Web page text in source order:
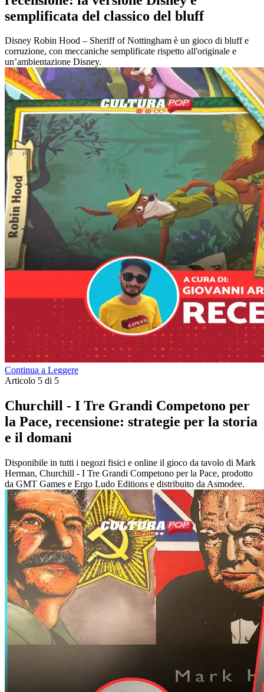
semplificata del classico del bluff
Disney Robin Hood – Sheriff of Nottingham è un gioco di bluff e
corruzione, con meccaniche semplificate rispetto all'originale e
un’ambientazione Disney.
Continua a Leggere
Articolo 5 di 5
Churchill - I Tre Grandi Competono per
la Pace, recensione: strategie per la storia
e il domani
Disponibile in tutti i negozi fisici e online il gioco da tavolo di Mark
Herman, Churchill - I Tre Grandi Competono per la Pace, prodotto
da GMT Games e Ergo Ludo Editions e distribuito da Asmodee.